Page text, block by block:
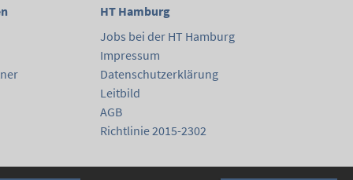
HT Hamburg
Jobs bei der HT Hamburg
Impressum
Datenschutzerklärung
Leitbild
AGB
Richtlinie 2015-2302